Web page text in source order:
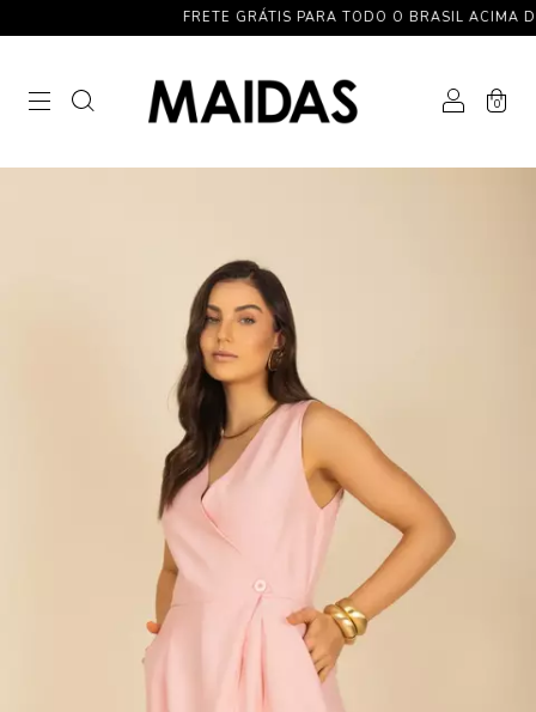
FRETE GRÁTIS PARA TODO O BRASIL ACIMA DE R$
0